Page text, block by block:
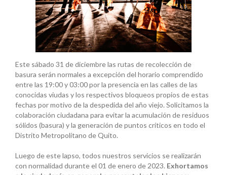
Este sábado 31 de diciembre las rutas de recolección de
basura serán normales a excepción del horario comprendido
entre las 19:00 y 03:00 por la presencia en las calles de las
conocidas viudas y los respectivos bloqueos propios de estas
fechas por motivo de la despedida del año viejo. Solicitamos la
colaboración ciudadana para evitar la acumulación de residuos
sólidos (basura) y la generación de puntos críticos en todo el
Distrito Metropolitano de Quito.
Luego de este lapso, todos nuestros servicios se realizarán
con normalidad durante el 01 de enero de 2023. Exhortamos